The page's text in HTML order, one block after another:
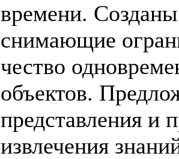
времени.
снимающие
чество
объектов.
представления и
извлечения